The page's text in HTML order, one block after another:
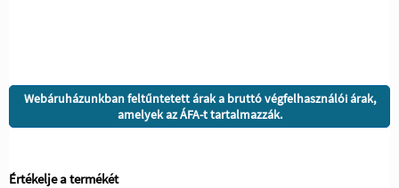
Webáruházunkban feltűntetett árak a bruttó végfelhasználói árak,
amelyek az ÁFA-t tartalmazzák.
Értékelje a termékét